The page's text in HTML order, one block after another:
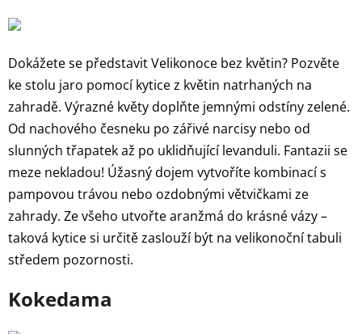
Dokážete se představit Velikonoce bez květin? Pozvěte
ke stolu jaro pomocí kytice z květin natrhaných na
zahradě. Výrazné květy doplňte jemnými odstíny zelené.
Od nachového česneku po zářivé narcisy nebo od
slunných třapatek až po uklidňující levanduli. Fantazii se
meze nekladou! Úžasný dojem vytvoříte kombinací s
pampovou trávou nebo ozdobnými větvičkami ze
zahrady. Ze všeho utvořte aranžmá do krásné vázy –
taková kytice si určitě zaslouží být na velikonoční tabuli
středem pozornosti.
Kokedama